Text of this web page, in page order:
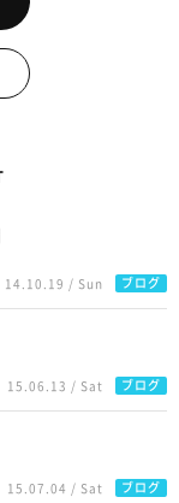
14.10.19 / Sun ブログ
15.06.13 / Sat ブログ
15.07.04 / Sat ブログ